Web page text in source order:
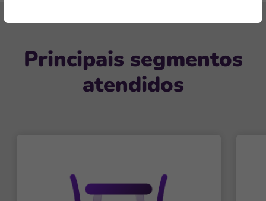
Principais segmentos
atendidos
Próxima